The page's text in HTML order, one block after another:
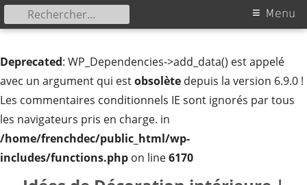
Deprecated: WP_Dependencies->add_data() est appelé
avec un argument qui estobsolète depuis la version 6.9.0 !
Les commentaires conditionnels IE sont ignorés par tous
les navigateurs pris en charge. in
/home/frenchdec/public_html/wp-
includes/functions.php on line6170
Menu
Menu
Rechercher :